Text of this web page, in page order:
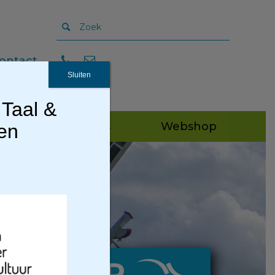
Publicaties Webshop
&
Sluiten